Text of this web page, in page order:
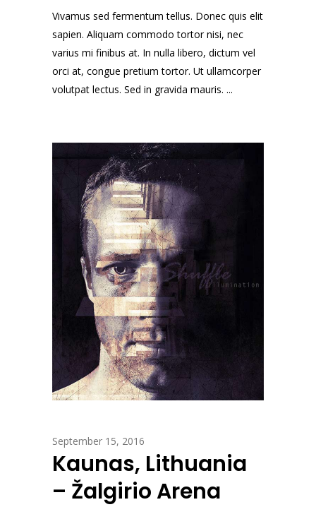
Vivamus sed fermentum tellus. Donec quis elit
sapien. Aliquam commodo tortor nisi, nec
varius mi finibus at. In nulla libero, dictum vel
orci at, congue pretium tortor. Ut ullamcorper
volutpat lectus. Sed in gravida mauris. ...
September 15, 2016
Kaunas, Lithuania
– Žalgirio Arena